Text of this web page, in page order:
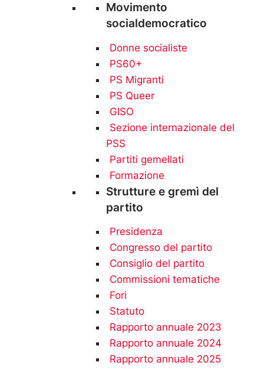
Movimento
socialdemocratico
Donne socialiste
PS60+
PS Migranti
PS Queer
GISO
Sezione internazionale del
PSS
Partiti gemellati
Formazione
Strutture e gremì del
partito
Presidenza
Congresso del partito
Consiglio del partito
Commissioni tematiche
Fori
Statuto
Rapporto annuale 2023
Rapporto annuale 2024
Rapporto annuale 2025